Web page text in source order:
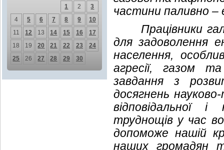
1
2
3
4
5 6 7 8 9
10
11
12 13 14 15 16
17
18
19 20 21 22 23
24
25
26 27 28 29 30
частини паливно –
Працівники
для задоволення
населення,
агресії, газом
завдання з
досягнень
відповідальної
труднощів у час
допоможе нашій
наших громадян